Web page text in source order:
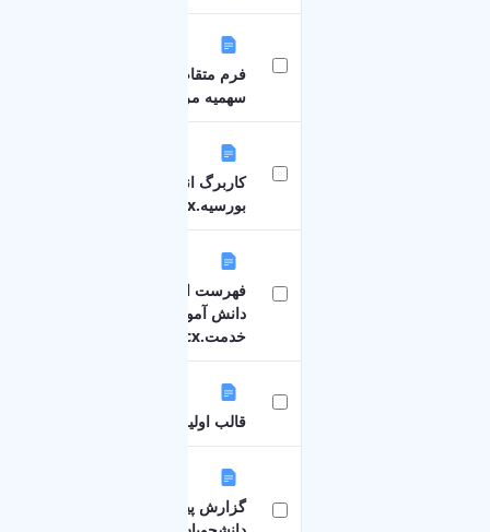
فرم متقاضیان استفاده از
سهمیه مربیان.doc
کاربرگ انجام تعهدات
بورسیه.docx
فهرست احکام کارگزینی
دانش آموخته بورسیه-متعهد
خدمت.docx
قالب اولیه طرح درس.docx
گزارش پیشرفت تحصیلی